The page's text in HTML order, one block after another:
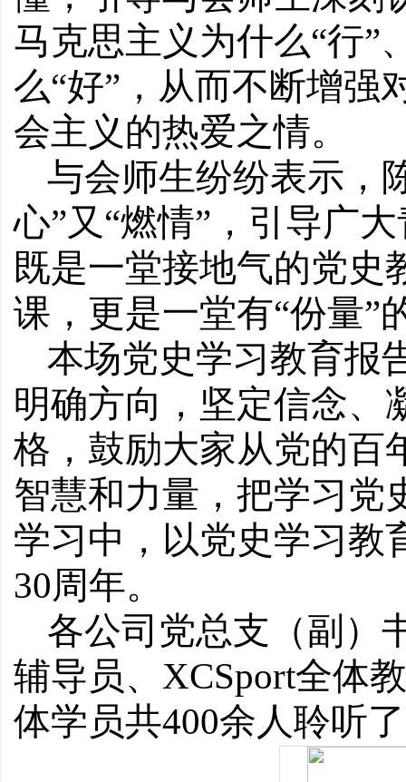
马克思主义为什么“行”
么“好”，从而不断增强
会主义的热爱之情。
与会师生纷纷表示，
心”又“燃情”，引导广
既是一堂接地气的党史
课，更是一堂有“份量”
本场党史学习教育报
明确方向，坚定信念、
格，鼓励大家从党的百
智慧和力量，把学习党
学习中，以党史学习教
30周年。
各公司党总支（副）
辅导员、XCSport全体
体学员共400余人聆听